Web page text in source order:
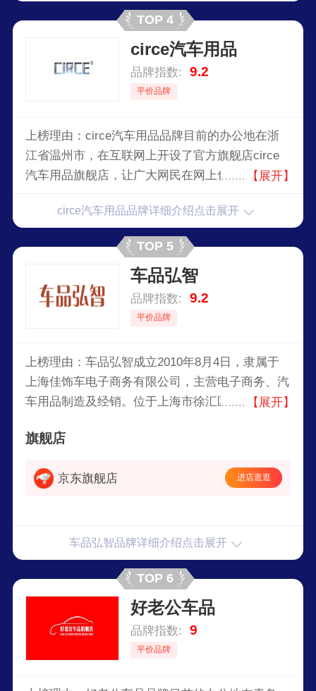
ISO/TS16949:2009、ISO9001:2000质量管理体
系，产品质量深受国内外客人好评。
TOP 4
circe汽车用品
品牌指数: 9.2
平价品牌
上榜理由：circe汽车用品品牌目前的办公地在浙
江省温州市，在互联网上开设了官方旗舰店circe
汽车用品旗舰店，让广大网民在网上也能买到与
品牌自创立至今，深受广大用户们的喜爱，虽然
circe汽车用品已经取得一些不错的成绩，但并没
有放慢前进的步伐，仍在为成为行业中的最顶尖品
【展开】
circe汽车用品品牌详细介绍点击展开
TOP 5
车品弘智
品牌指数: 9.2
平价品牌
上榜理由：车品弘智成立2010年8月4日，隶属于
上海佳饰车电子商务有限公司，主营电子商务、汽
车用品制造及经销。位于上海市徐汇区（1500平米
设8个部门，员工100多人。2007年以来，佳饰车
经成为淘宝品类排名第一的商家，并签约淘宝商城
旗下“佳饰车”、“JUSTCAR”、“佳百丽”、“优尔
卡”、“富程”、“爱图腾”等多个品牌已经成为汽车用
品知名品牌。
【展开】
旗舰店
京东旗舰店 进店逛逛
车品弘智品牌详细介绍点击展开
TOP 6
好老公车品
品牌指数: 9
平价品牌